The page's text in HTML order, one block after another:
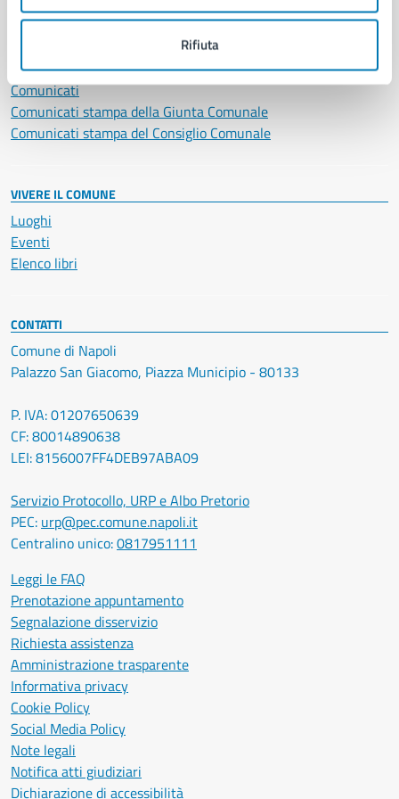
Rifiuta
NOVITÀ
Avvisi
Comunicati
Comunicati stampa della Giunta Comunale
Comunicati stampa del Consiglio Comunale
VIVERE IL COMUNE
Luoghi
Eventi
Elenco libri
CONTATTI
Comune di Napoli
Palazzo San Giacomo, Piazza Municipio - 80133
P. IVA: 01207650639
CF: 80014890638
LEI: 8156007FF4DEB97ABA09
Servizio Protocollo, URP e Albo Pretorio
PEC: urp@pec.comune.napoli.it
Centralino unico:0817951111
Leggi le FAQ
Prenotazione appuntamento
Segnalazione disservizio
Richiesta assistenza
Amministrazione trasparente
Informativa privacy
Cookie Policy
Social Media Policy
Note legali
Notifica atti giudiziari
Dichiarazione di accessibilità